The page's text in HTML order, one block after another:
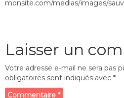
monsite.com/medias/images/
Laisser un
Votre adresse e-mail ne sera pas
obligatoires sont indiqués avec *
Commentaire *